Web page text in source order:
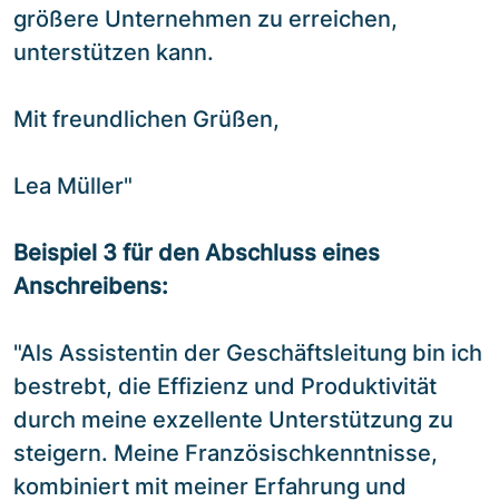
größere Unternehmen zu erreichen,
unterstützen kann.
Mit freundlichen Grüßen,
Lea Müller"
Beispiel 3 für den Abschluss eines
Anschreibens:
"Als Assistentin der Geschäftsleitung bin ich
bestrebt, die Effizienz und Produktivität
durch meine exzellente Unterstützung zu
steigern. Meine Französischkenntnisse,
kombiniert mit meiner Erfahrung und